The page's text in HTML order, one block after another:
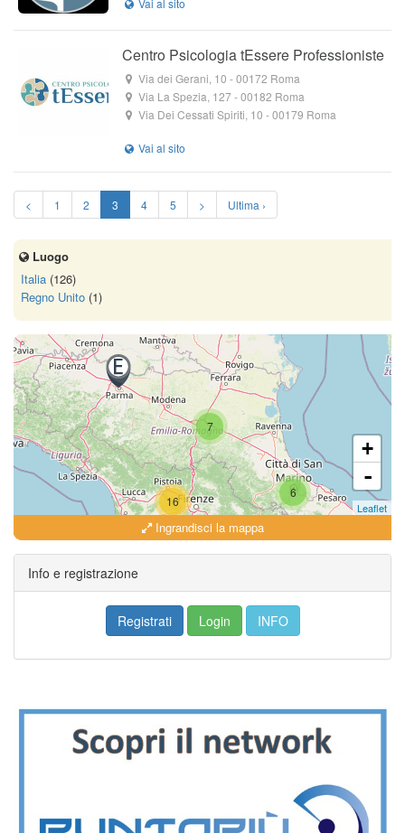
Centro Psicologia tEssere Professioniste
Via dei Gerani, 10 -00172 Roma
Via La Spezia, 127-00182 Roma
Via Dei Cessati Spiriti, 10 -00179 Roma
< 1 2 3 4 5 > Ultima ›
Luogo
Italia (126)
Regno Unito (1)
6
7
16
+
-
Leaflet
Ingrandisci la mappa
Info e registrazione
Registrati Login INFO